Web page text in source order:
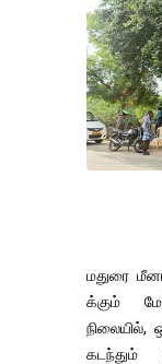
மதுரை
க்கும்
நிலையில்,
கடந்தும்